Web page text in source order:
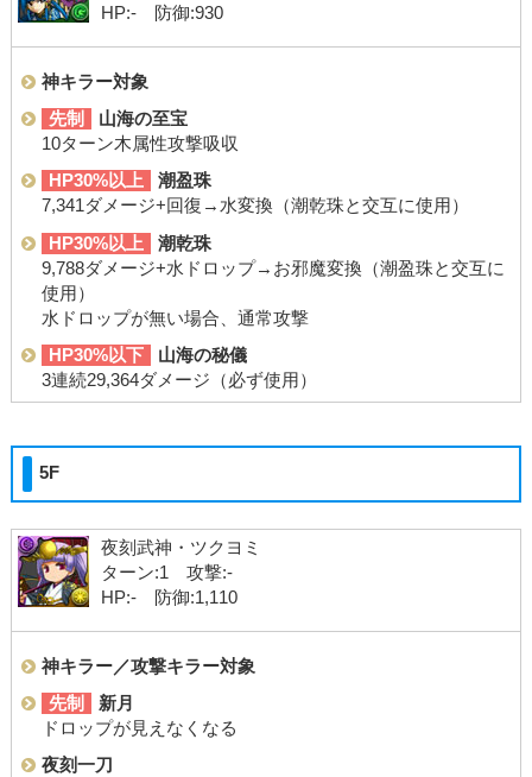
HP:- 防御:930
神キラー対象
先制
山海の至宝
10ターン木属性攻撃吸収
HP30%以上
潮盈珠
7,341ダメージ+回復→水変換（潮乾珠と交互に使用）
HP30%以上
潮乾珠
9,788ダメージ+水ドロップ→お邪魔変換（潮盈珠と交互に
使用）
水ドロップが無い場合、通常攻撃
HP30%以下
山海の秘儀
3連続29,364ダメージ（必ず使用）
5F
夜刻武神・ツクヨミ
ターン:1 攻撃:-
HP:- 防御:1,110
神キラー／攻撃キラー対象
先制
新月
ドロップが見えなくなる
夜刻一刀